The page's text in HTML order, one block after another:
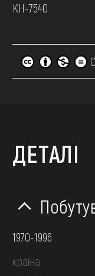
КН-7540
ДЕТАЛІ
1970-1996
країна